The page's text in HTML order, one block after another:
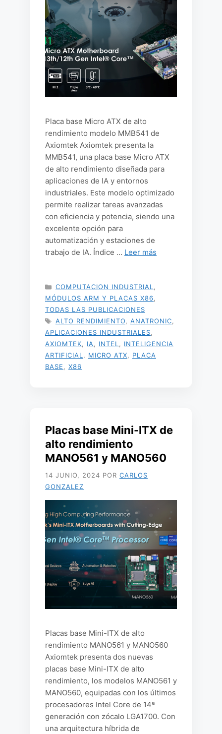
Placa base Micro ATX de alto
rendimiento modelo MMB541 de
Axiomtek Axiomtek presenta la
MMB541, una placa base Micro ATX
de alto rendimiento diseñada para
aplicaciones de IA y entornos
industriales. Este modelo optimizado
permite realizar tareas avanzadas
con eficiencia y potencia, siendo una
excelente opción para
automatización y estaciones de
trabajo de IA. Índice … Leer más
CATEGORÍAS
COMPUTACION INDUSTRIAL
MÓDULOS ARM Y PLACAS X86
TODAS LAS PUBLICACIONES
ETIQUETAS
ALTO RENDIMIENTO ANATRONIC
APLICACIONES INDUSTRIALES
AXIOMTEK
IA INTEL
INTELIGENCIA
ARTIFICIAL
MICRO ATX
PLACA
BASE
X86
Placas base Mini-ITX de
alto rendimiento
MANO561 y MANO560
14 JUNIO, 2024 POR CARLOS
GONZALEZ
Placas base Mini-ITX de alto
rendimiento MANO561 y MANO560
Axiomtek presenta dos nuevas
placas base Mini-ITX de alto
rendimiento, los modelos MANO561 y
MANO560, equipadas con los últimos
procesadores Intel Core de 14ª
generación con zócalo LGA1700. Con
una arquitectura híbrida de